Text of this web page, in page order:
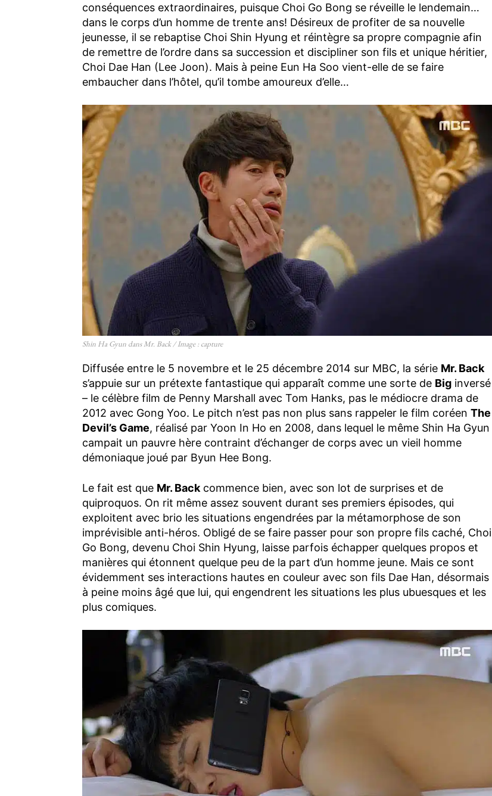
conséquences extraordinaires, puisque Choi Go Bong se réveille le lendemain…
dans le corps d’un homme de trente ans! Désireux de profiter de sa nouvelle
jeunesse, il se rebaptise Choi Shin Hyung et réintègre sa propre compagnie afin
de remettre de l’ordre dans sa succession et discipliner son fils et unique héritier,
Choi Dae Han (Lee Joon). Mais à peine Eun Ha Soo vient-elle de se faire
embaucher dans l’hôtel, qu’il tombe amoureux d’elle…
Shin Ha Gyun dans Mr. Back / Image : capture
Diffusée entre le 5 novembre et le 25 décembre 2014 sur MBC, la série Mr. Back
s’appuie sur un prétexte fantastique qui apparaît comme une sorte de Big inversé
– le célèbre film de Penny Marshall avec Tom Hanks, pas le médiocre drama de
2012 avec Gong Yoo. Le pitch n’est pas non plus sans rappeler le film coréen The
Devil’s Game, réalisé par Yoon In Ho en 2008, dans lequel le même Shin Ha Gyun
campait un pauvre hère contraint d’échanger de corps avec un vieil homme
démoniaque joué par Byun Hee Bong.
Le fait est que Mr. Backcommence bien, avec son lot de surprises et de
quiproquos. On rit même assez souvent durant ses premiers épisodes, qui
exploitent avec brio les situations engendrées par la métamorphose de son
imprévisible anti-héros. Obligé de se faire passer pour son propre fils caché, Choi
Go Bong, devenu Choi Shin Hyung, laisse parfois échapper quelques propos et
manières qui étonnent quelque peu de la part d’un homme jeune. Mais ce sont
évidemment ses interactions hautes en couleur avec son fils Dae Han, désormais
à peine moins âgé que lui, qui engendrent les situations les plus ubuesques et les
plus comiques.